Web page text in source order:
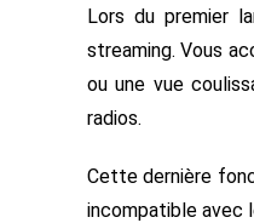
Lors du premier
streaming. Vous
ou une vue
radios.
Cette dernière
incompatible avec